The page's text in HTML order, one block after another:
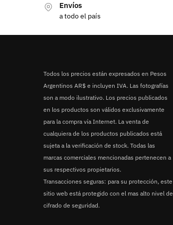
Envíos
a todo el país
Todos los precios están expresados en Pesos
Argentinos AR$ e incluyen IVA. Las fotografías
son a modo ilustrativo. Los precios publicados
en los productos son válidos exclusivamente
para la compra vía Internet. La venta de
cualquiera de los productos publicados está
sujeta a la verificación de stock. Todas las
marcas comerciales mencionadas pertenecen a
sus respectivos propietarios.
Transacciones seguras: para su protección, este
sitio web está protegido con el mas alto nivel de
cifrado de seguridad.